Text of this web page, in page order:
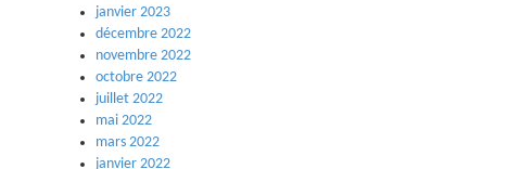
janvier 2023
décembre 2022
novembre 2022
octobre 2022
juillet 2022
mai 2022
mars 2022
janvier 2022